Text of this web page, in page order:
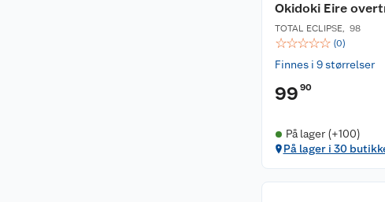
Okidoki Eire
TOTAL ECLIPSE, 98
☆☆☆☆☆ (0)
Finnes i 9 størrelser
99 90
På lager (+100)
På lager i 30